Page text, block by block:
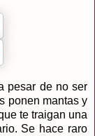
pesar de no ser
ponen mantas y
te traigan una
Se hace raro